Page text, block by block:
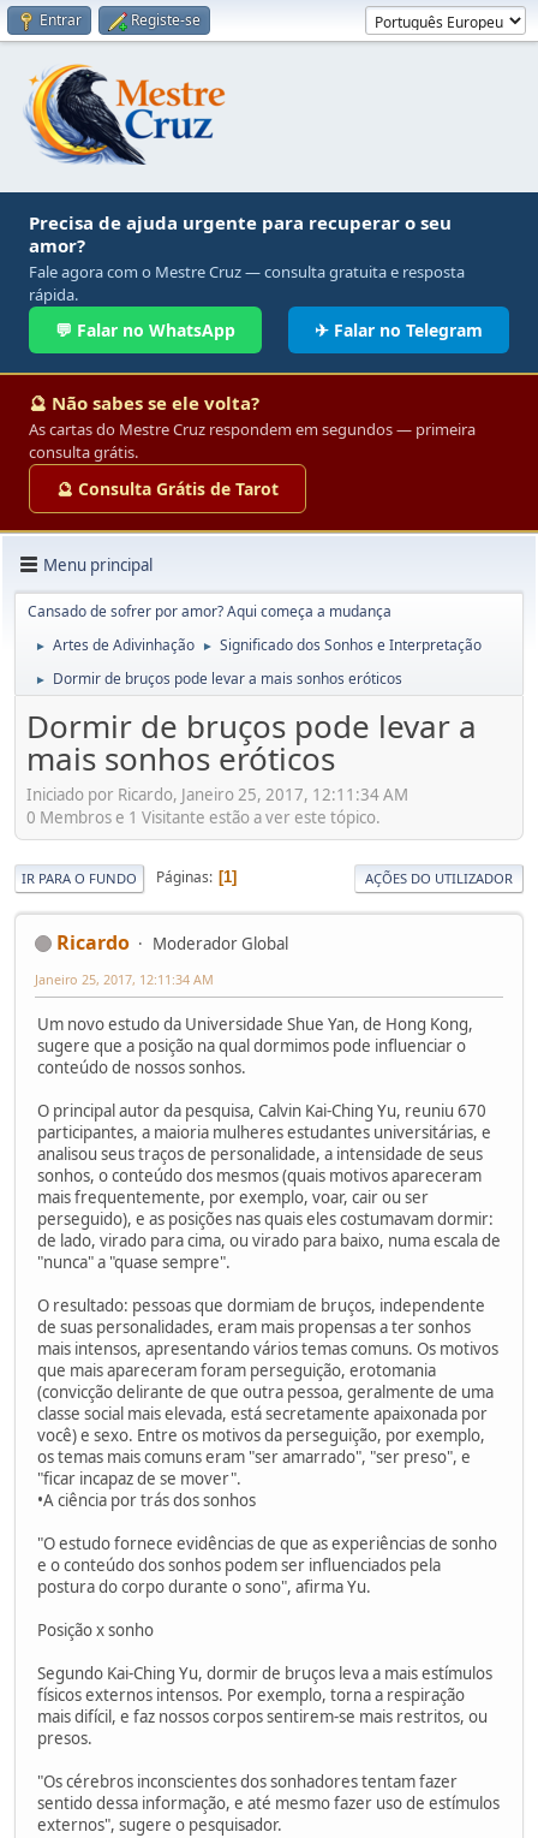
Entrar Registe-se
Precisa de ajuda urgente para recuperar o seu
amor?
Fale agora com o Mestre Cruz — consulta gratuita e resposta
rápida.
💬 Falar no WhatsApp ✈ Falar no Telegram
🔮 Não sabes se ele volta?
As cartas do Mestre Cruz respondem em segundos — primeira
consulta grátis.
🔮 Consulta Grátis de Tarot
Menu principal
Cansado de sofrer por amor? Aqui começa a mudança
► Artes de Adivinhação ► Significado dos Sonhos e Interpretação
► Dormir de bruços pode levar a mais sonhos eróticos
Dormir de bruços pode levar a
mais sonhos eróticos
Iniciado por Ricardo, Janeiro 25, 2017, 12:11:34 AM
0 Membros e 1 Visitante estão a ver este tópico.
IR PARA O FUNDO Páginas 1 AÇÕES DO UTILIZADOR
Ricardo Moderador Global
Janeiro 25, 2017, 12:11:34 AM
Um novo estudo da Universidade Shue Yan, de Hong Kong,
sugere que a posição na qual dormimos pode influenciar o
conteúdo de nossos sonhos.
O principal autor da pesquisa, Calvin Kai-Ching Yu, reuniu 670
participantes, a maioria mulheres estudantes universitárias, e
analisou seus traços de personalidade, a intensidade de seus
sonhos, o conteúdo dos mesmos (quais motivos apareceram
mais frequentemente, por exemplo, voar, cair ou ser
perseguido), e as posições nas quais eles costumavam dormir:
de lado, virado para cima, ou virado para baixo, numa escala de
"nunca" a "quase sempre".
O resultado: pessoas que dormiam de bruços, independente
de suas personalidades, eram mais propensas a ter sonhos
mais intensos, apresentando vários temas comuns. Os motivos
que mais apareceram foram perseguição, erotomania
(convicção delirante de que outra pessoa, geralmente de uma
classe social mais elevada, está secretamente apaixonada por
você) e sexo. Entre os motivos da perseguição, por exemplo,
os temas mais comuns eram "ser amarrado", "ser preso", e
"ficar incapaz de se mover".
•A ciência por trás dos sonhos
"O estudo fornece evidências de que as experiências de sonho
e o conteúdo dos sonhos podem ser influenciados pela
postura do corpo durante o sono", afirma Yu.
Posição x sonho
Segundo Kai-Ching Yu, dormir de bruços leva a mais estímulos
físicos externos intensos. Por exemplo, torna a respiração
mais difícil, e faz nossos corpos sentirem-se mais restritos, ou
presos.
"Os cérebros inconscientes dos sonhadores tentam fazer
sentido dessa informação, e até mesmo fazer uso de estímulos
externos", sugere o pesquisador.